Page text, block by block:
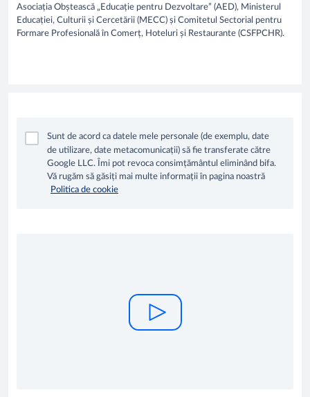
Asociația Obștească „Educație pentru Dezvoltare” (AED), Ministerul
Educației, Culturii și Cercetării (MECC) și Comitetul Sectorial pentru
Formare Profesională în Comerț, Hoteluri și Restaurante (CSFPCHR).
Sunt de acord ca datele mele personale (de exemplu, date
de utilizare, date metacomunicații) să fie transferate către
Google LLC. Îmi pot revoca consimțământul eliminând bifa.
Vă rugăm să găsiți mai multe informații în pagina noastră
Politica de cookie